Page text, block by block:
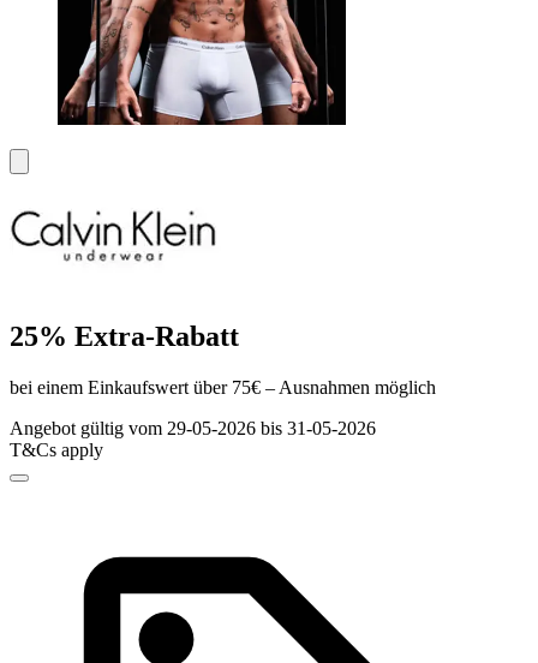
25% Extra-Rabatt
bei einem Einkaufswert über 75€ – Ausnahmen möglich
Angebot gültig vom 29-05-2026 bis 31-05-2026
T&Cs apply